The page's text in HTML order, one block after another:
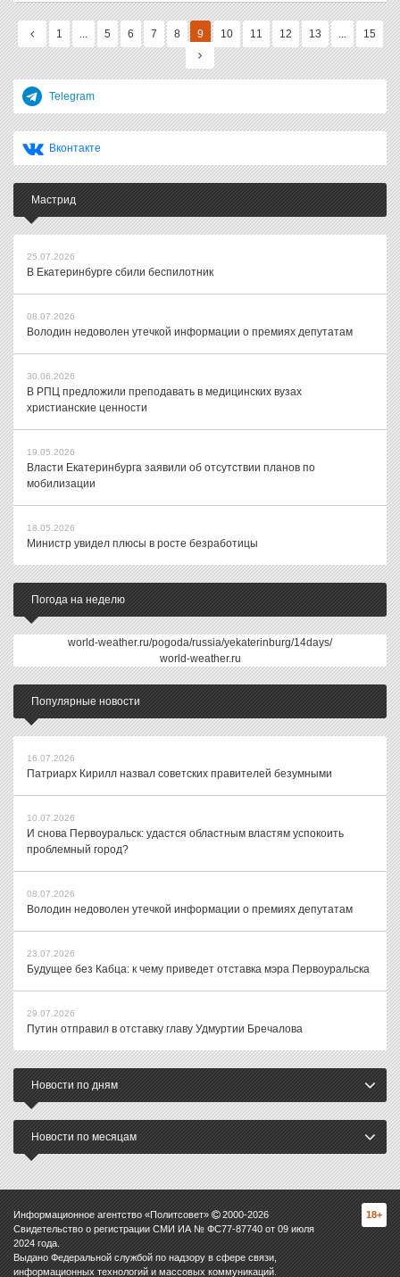
1 ... 5 6 7 8 9 10 11 12 13 ... 15
Telegram
Вконтакте
Мастрид
25.07.2026
В Екатеринбурге сбили беспилотник
08.07.2026
Володин недоволен утечкой информации о премиях депутатам
30.06.2026
В РПЦ предложили преподавать в медицинских вузах
христианские ценности
19.05.2026
Власти Екатеринбурга заявили об отсутствии планов по
мобилизации
18.05.2026
Министр увидел плюсы в росте безработицы
Погода на неделю
world-weather.ru/pogoda/russia/yekaterinburg/14days/
world-weather.ru
Популярные новости
16.07.2026
Патриарх Кирилл назвал советских правителей безумными
10.07.2026
И снова Первоуральск: удастся областным властям успокоить
проблемный город?
08.07.2026
Володин недоволен утечкой информации о премиях депутатам
23.07.2026
Будущее без Кабца: к чему приведет отставка мэра Первоуральска
29.07.2026
Путин отправил в отставку главу Удмуртии Бречалова
Новости по дням
Новости по месяцам
Информационное агентство «Политсовет» 2000-2026
Свидетельство о регистрации СМИ ИА № ФС77-87740 от 09 июля
2024 года.
Выдано Федеральной службой по надзору в сфере связи,
информационных технологий и массовых коммуникаций.
18+